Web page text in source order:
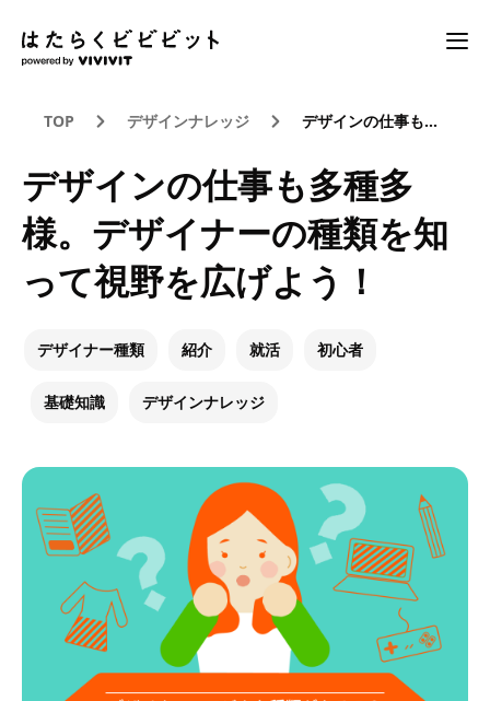
TOP デザインナレッジ デザインの仕事も多種多様。デザイナーの種類を知って視野を広げよう！
デザインの仕事も多種多
様。デザイナーの種類を知
って視野を広げよう！
デザイナー種類 紹介 就活 初心者
基礎知識 デザインナレッジ